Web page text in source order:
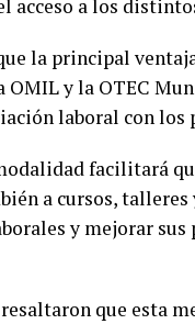
acceso a los
la principal
OMIL y la OTEC
laboral con los
facilitará
a cursos,
y mejorar
que esta